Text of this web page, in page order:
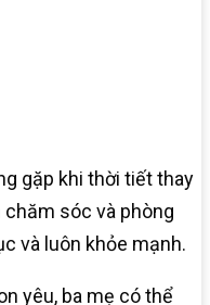
gặp khi thời tiết thay
sóc và phòng
và luôn khỏe mạnh.
yêu, ba mẹ có thể